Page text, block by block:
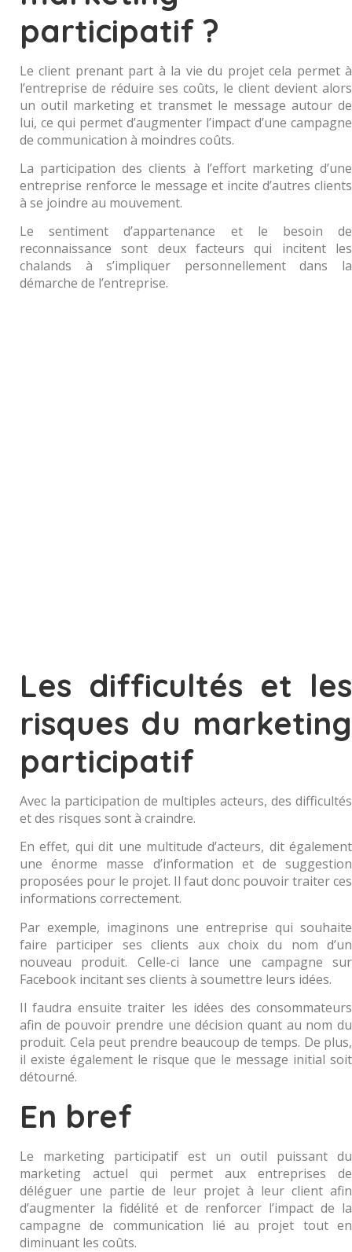
participatif ?
Le client prenant part à la vie du projet cela permet à
l’entreprise de réduire ses coûts, le client devient alors
un outil marketing et transmet le message autour de
lui, ce qui permet d’augmenter l’impact d’une campagne
de communication à moindres coûts.
La participation des clients à l’effort marketing d’une
entreprise renforce le message et incite d’autres clients
à se joindre au mouvement.
Le sentiment d’appartenance et le besoin de
reconnaissance sont deux facteurs qui incitent les
chalands à s’impliquer personnellement dans la
démarche de l’entreprise.
Les difficultés et les
risques du marketing
participatif
Avec la participation de multiples acteurs, des difficultés
et des risques sont à craindre.
En effet, qui dit une multitude d’acteurs, dit également
une énorme masse d’information et de suggestion
proposées pour le projet. Il faut donc pouvoir traiter ces
informations correctement.
Par exemple, imaginons une entreprise qui souhaite
faire participer ses clients aux choix du nom d’un
nouveau produit. Celle-ci lance une campagne sur
Facebook incitant ses clients à soumettre leurs idées.
Il faudra ensuite traiter les idées des consommateurs
afin de pouvoir prendre une décision quant au nom du
produit. Cela peut prendre beaucoup de temps. De plus,
il existe également le risque que le message initial soit
détourné.
En bref
Le marketing participatif est un outil puissant du
marketing actuel qui permet aux entreprises de
déléguer une partie de leur projet à leur client afin
d’augmenter la fidélité et de renforcer l’impact de la
campagne de communication lié au projet tout en
diminuant les coûts.